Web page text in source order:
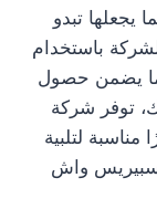
يجعلها تبدو
باستخدام
يضمن حصول
توفر شركة
لتلبية
واش